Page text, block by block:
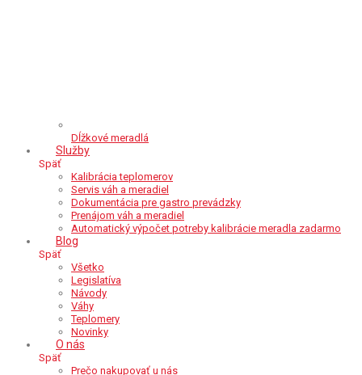
Dĺžkové meradlá
Služby
Späť
Kalibrácia teplomerov
Servis váh a meradiel
Dokumentácia pre gastro prevádzky
Prenájom váh a meradiel
Automatický výpočet potreby kalibrácie meradla zadarmo
Blog
Späť
Všetko
Legislatíva
Návody
Váhy
Teplomery
Novinky
O nás
Späť
Prečo nakupovať u nás